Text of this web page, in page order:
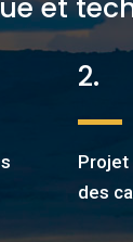
et
2.
Projet
des